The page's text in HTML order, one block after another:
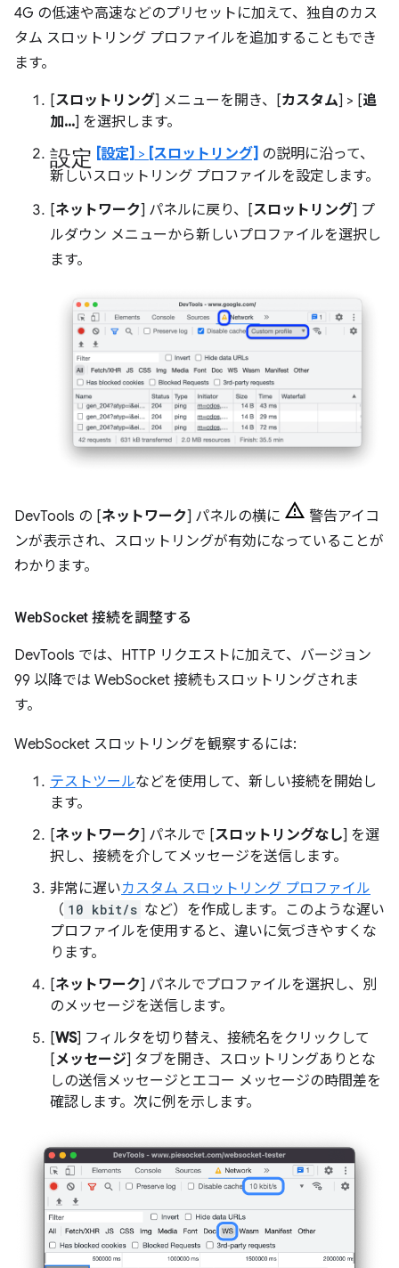
4G の低速や高速などのプリセットに加えて、独自のカス
タム スロットリング プロファイルを追加することもでき
ます。
[スロットリング] メニューを開き、[カスタム] > [追
加...] を選択します。
設定 [設定] > [スロットリング] の説明に沿って、
新しいスロットリング プロファイルを設定します。
[ネットワーク] パネルに戻り、[スロットリング] プ
ルダウン メニューから新しいプロファイルを選択し
ます。
DevTools の [ネットワーク] パネルの横に
警告アイコ
ンが表示され、スロットリングが有効になっていることが
わかります。
WebSocket 接続を調整する
DevTools では、HTTP リクエストに加えて、バージョン
99 以降では WebSocket 接続もスロットリングされま
す。
WebSocket スロットリングを観察するには:
テストツールなどを使用して、新しい接続を開始し
ます。
[ネットワーク] パネルで [スロットリングなし] を選
択し、接続を介してメッセージを送信します。
非常に遅いカスタム スロットリング プロファイル
（ 10 kbit/s など）を作成します。このような遅い
プロファイルを使用すると、違いに気づきやすくな
ります。
[ネットワーク] パネルでプロファイルを選択し、別
のメッセージを送信します。
[WS] フィルタを切り替え、接続名をクリックして
[メッセージ] タブを開き、スロットリングありとな
しの送信メッセージとエコー メッセージの時間差を
確認します。次に例を示します。